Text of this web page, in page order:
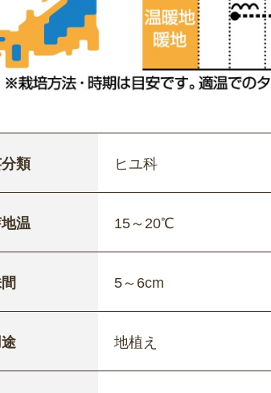
類 ヒユ科
温 15～20℃
5～6cm
地植え